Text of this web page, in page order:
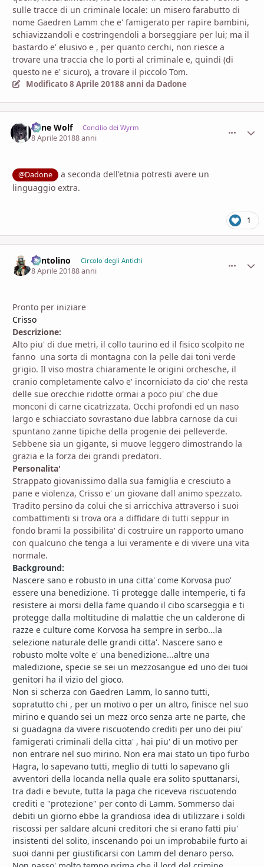
sulle tracce di un criminale locale: un misero farabutto di
nome Gaedren Lamm che e' famigerato per rapire bambini,
schiavizzandoli e costringendoli a borseggiare per lui; ma il
bastardo e' elusivo e , per quanto cerchi, non riesce a
trovare una traccia che lo porti al criminale e, quindi (di
questo ne e' sicuro), a trovare il piccolo Tom.
Modificato8 Aprile 20188 anni da Dadone
Lone Wolf Concilio dei Wyrm
8 Aprile 20188 anni
@Dadone
a seconda dell'etnia potresti avere un
linguaggio extra.
1
Pentolino Circolo degli Antichi
8 Aprile 20188 anni
Pronto per iniziare
Crisso
Descrizione:
Alto piu' di due metri, il collo taurino ed il fisico scolpito ne
fanno una sorta di montagna con la pelle dai toni verde
grigio. Il viso mostra chiaramente le origini orchesche, il
cranio completamente calvo e' incorniciato da cio' che resta
delle sue orecchie ridotte ormai a poco piu' che due
monconi di carne cicatrizzata. Occhi profondi ed un naso
largo e schiacciato sovrastano due labbra carnose da cui
spuntano zanne tipiche della progenie dei pelleverde.
Sebbene sia un gigante, si muove leggero dimostrando la
grazia e la forza dei grandi predatori.
Personalita'
Strappato giovanissimo dalla sua famiglia e cresciuto a
pane e violenza, Crisso e' un giovane dall animo spezzato.
Tradito persino da colui che si arricchiva attraverso i suoi
combattimenti si trova ora a diffidare di tutti seppur in
fondo brami la possibilita' di costruire un rapporto umano
con qualcuno che tenga a lui veramente e di vivere una vita
normale.
Background:
Nascere sano e robusto in una citta' come Korvosa puo'
essere una benedizione. Ti protegge dalle intemperie, ti fa
resistere ai morsi della fame quando il cibo scarseggia e ti
protegge dalla moltitudine di malattie che un calderone di
razze e culture come Korvosa ha sempre in serbo...la
selezione naturale delle grandi citta'. Nascere sano e
robusto molte volte e' una benedizione...altre una
maledizione, specie se sei un mezzosangue ed uno dei tuoi
genitori ha il vizio del gioco.
Non si scherza con Gaedren Lamm, lo sanno tutti,
sopratutto chi , per un motivo o per un altro, finisce nel suo
mirino e quando sei un mezz orco senza arte ne parte, che
si guadagna da vivere riscuotendo crediti per uno dei piu'
famigerati criminali della citta' , hai piu' di un motivo per
non entrare nel suo mirino. Non era mai stato un tipo furbo
Hagra, lo sapevano tutti, meglio di tutti lo sapevano gli
avventori della locanda nella quale era solito sputtanarsi,
tra dadi e bevute, tutta la paga che riceveva riscuotendo
crediti e "protezione" per conto di Lamm. Sommerso dai
debiti un giorno ebbe la grandiosa idea di utilizzare i soldi
riscossi per saldare alcuni creditori che si erano fatti piu'
insistenti del solito, inscenando poi un improbabile furto ai
suoi danni per giustificarsi con Lamm del denaro perso.